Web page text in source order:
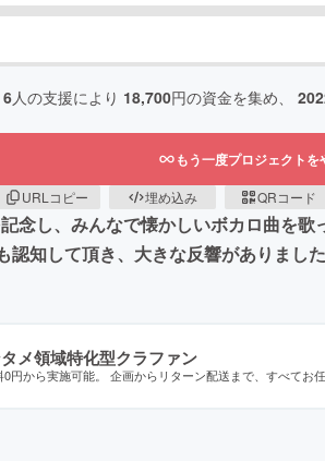
6人の支援により 18,700円の資金を集め、
もう一度プロジェクト
URLコピー 埋め込み QRコード
念し、みんなで懐かしいボカロ曲を
知して頂き、大きな反響がありました
メ領域特化型クラファン
0円から実施可能。 企画からリターン配送まで、すべてお